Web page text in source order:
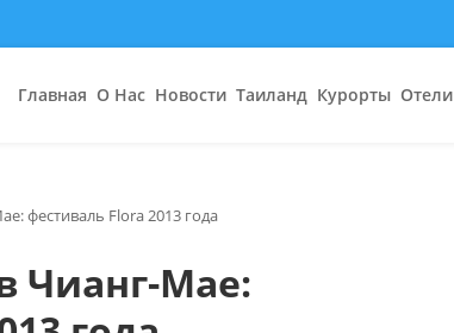
Главная О Нас Новости Таиланд Курорты Отели
фестиваль Flora 2013 года
Чианг-Мае: